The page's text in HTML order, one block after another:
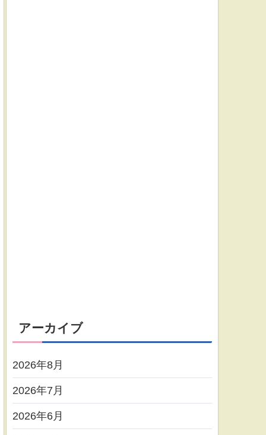
アーカイブ
2026年8月
2026年7月
2026年6月